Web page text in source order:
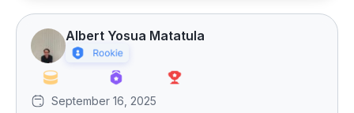
Albert Yosua Matatula
September 16, 2025